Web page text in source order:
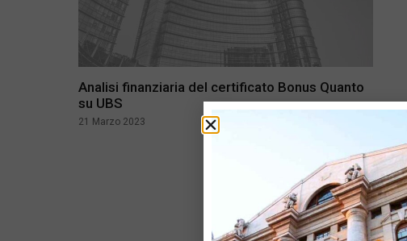
Analisi finanziaria del certificato Bonus Quanto
su UBS
21 Marzo 2023